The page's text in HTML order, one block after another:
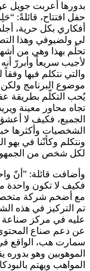
بدورها أعربت جويل
حفل افتتاح، قائلةً:
أفكاري بكل حرية،
لي ولضيوفي وهذا
تحلُم بهذا وهي من
لأجيب سريعاً وأبررّ
والتي نتكلم فيها وفقاً
موضوع البرنامج
يُحب التكلّم بطريقة
تجاه محاور معينة
الجميع، فكيف لا
الشخصيات وأكثرها
ونتكلم وكأنّنا في
لكل شخص من
وأضافت قائلة: ”أنّ
فكيف لا تكون واحدة
مع أضخم شركة
تم التركيز في هذه
عليه في مركز صناعة
عن دعم صناع المحتوى
سمارت هب، الواقع في
الموهوبين وهو
المواهب ويهتم